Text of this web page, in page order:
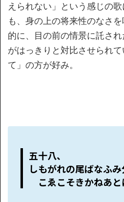
えられない」という感じの
も、身の上の将来性のなさ
的に、目の前の情景に託さ
がはっきりと対比させられ
て」の方が好み。
五十八、
しもがれの尾ばなふ
こゑこそきかねあと